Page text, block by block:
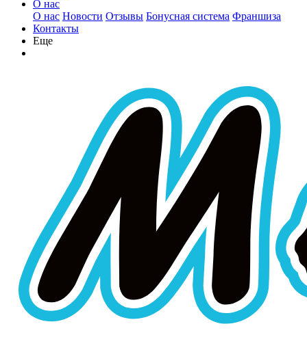
О нас
О нас Новости Отзывы Бонусная система Франшиза
Контакты
Еще